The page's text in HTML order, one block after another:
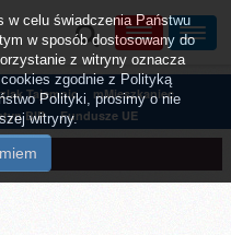
Tajemnic
mMieszkaniec
BIP Fundusze UE
w celu świadczenia Państwu
w sposób dostosowany do
z witryny oznacza
zgodnie z Polityką
Polityki, prosimy o nie
witryny.